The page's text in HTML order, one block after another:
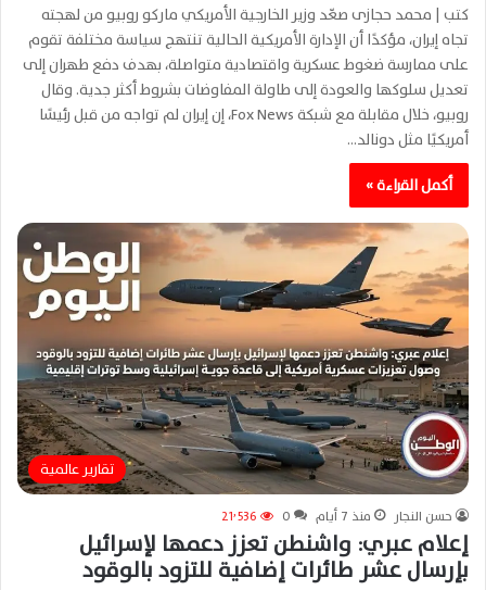
كتب | محمد حجازى صعّد وزير الخارجية الأمريكي ماركو روبيو من لهجته
تجاه إيران، مؤكدًا أن الإدارة الأمريكية الحالية تنتهج سياسة مختلفة تقوم
على ممارسة ضغوط عسكرية واقتصادية متواصلة، بهدف دفع طهران إلى
تعديل سلوكها والعودة إلى طاولة المفاوضات بشروط أكثر جدية. وقال
روبيو، خلال مقابلة مع شبكة Fox News، إن إيران لم تواجه من قبل رئيسًا
أمريكيًا مثل دونالد…
أكمل القراءة »
تقارير عالمية
حسن النجار منذ 7 أيام 0 21٬536
إعلام عبري: واشنطن تعزز دعمها لإسرائيل
بإرسال عشر طائرات إضافية للتزود بالوقود